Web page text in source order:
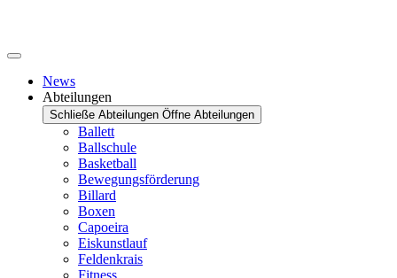
News
Abteilungen
Schließe Abteilungen Öffne Abteilungen
Ballett
Ballschule
Basketball
Bewegungsförderung
Billard
Boxen
Capoeira
Eiskunstlauf
Feldenkrais
Fitness